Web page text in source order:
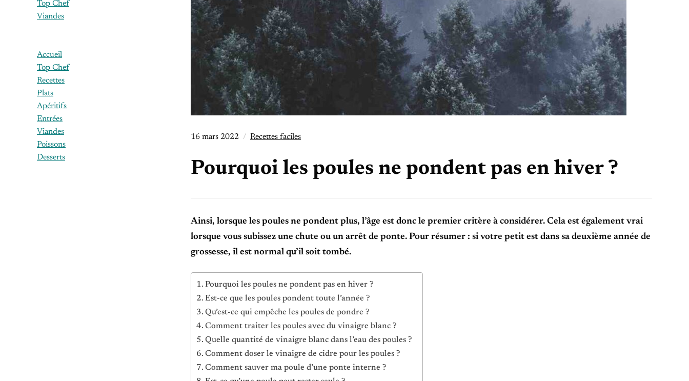
16 mars 2022 Recettes faciles
Pourquoi les poules ne pondent pas en hiver ?
Ainsi, lorsque les poules ne pondent plus, l’âge est donc le premier critère à considérer. Cela est également vrai
lorsque vous subissez une chute ou un arrêt de ponte. Pour résumer : si votre petit est dans sa deuxième année de
grossesse, il est normal qu’il soit tombé.
Pourquoi les poules ne pondent pas en hiver ?
Est-ce que les poules pondent toute l’année ?
Qu’est-ce qui empêche les poules de pondre ?
Comment traiter les poules avec du vinaigre blanc ?
Quelle quantité de vinaigre blanc dans l’eau des poules ?
Comment doser le vinaigre de cidre pour les poules ?
Comment sauver ma poule d’une ponte interne ?
Top Chef
Viandes
Accueil
Top Chef
Recettes
Plats
Apéritifs
Entrées
Viandes
Poissons
Desserts